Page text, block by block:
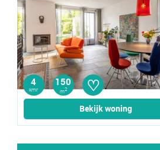
4
kmr
150
m2 ♡
Bekijk woning